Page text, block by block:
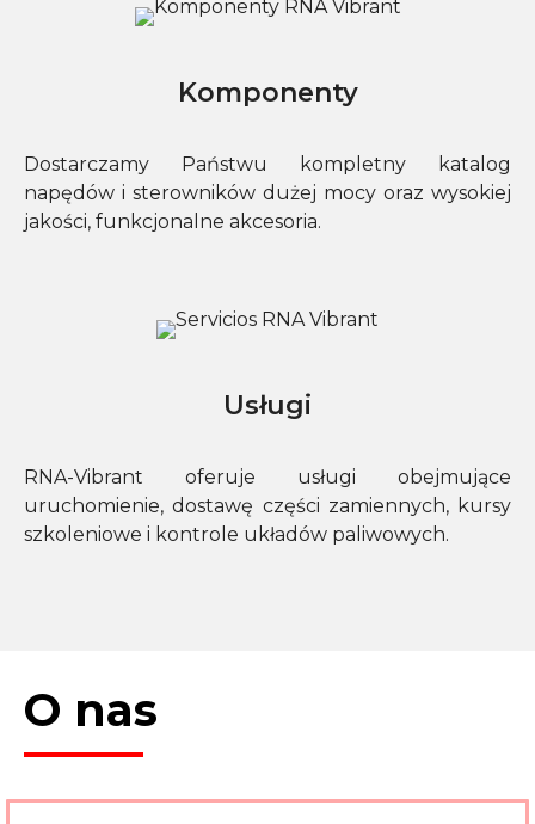
Komponenty
Dostarczamy Państwu kompletny katalog
napędów i sterowników dużej mocy oraz wysokiej
jakości, funkcjonalne akcesoria.
Usługi
RNA-Vibrant oferuje usługi obejmujące
uruchomienie, dostawę części zamiennych, kursy
szkoleniowe i kontrole układów paliwowych.
O nas